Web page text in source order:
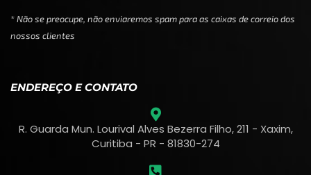
* Não se preocupe, não enviaremos spam para as caixas de correio dos
nossos clientes
ENDEREÇO E CONTATO
R. Guarda Mun. Lourival Alves Bezerra Filho, 211 - Xaxim,
Curitiba - PR - 81830-274